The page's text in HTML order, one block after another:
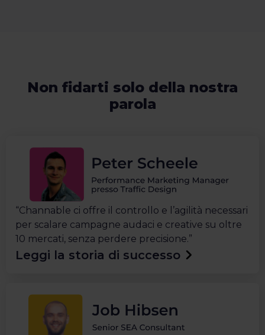
Non fidarti solo della nostra
parola
“Channable ci offre il controllo e l’agilità necessari
per scalare campagne audaci e creative su oltre
10 mercati, senza perdere precisione.”
Leggi la storia di successo